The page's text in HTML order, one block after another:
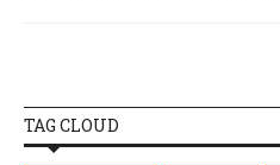
TAG CLOUD